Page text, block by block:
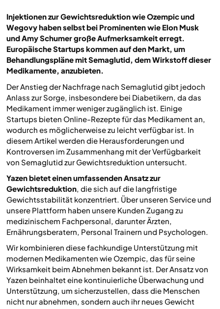
Injektionen zur Gewichtsreduktion wie Ozempic und
Wegovy haben selbst bei Prominenten wie Elon Musk
und Amy Schumer große Aufmerksamkeit erregt.
Europäische Startups kommen auf den Markt, um
Behandlungspläne mit Semaglutid, dem Wirkstoff dieser
Medikamente, anzubieten.
Der Anstieg der Nachfrage nach Semaglutid gibt jedoch
Anlass zur Sorge, insbesondere bei Diabetikern, da das
Medikament immer weniger zugänglich ist. Einige
Startups bieten Online-Rezepte für das Medikament an,
wodurch es möglicherweise zu leicht verfügbar ist. In
diesem Artikel werden die Herausforderungen und
Kontroversen im Zusammenhang mit der Verfügbarkeit
von Semaglutid zur Gewichtsreduktion untersucht.
Yazen bietet einen umfassenden Ansatz zur
Gewichtsreduktion, die sich auf die langfristige
Gewichtsstabilität konzentriert. Über unseren Service und
unsere Plattform haben unsere Kunden Zugang zu
medizinischem Fachpersonal, darunter Ärzten,
Ernährungsberatern, Personal Trainern und Psychologen.
Wir kombinieren diese fachkundige Unterstützung mit
modernen Medikamenten wie Ozempic, das für seine
Wirksamkeit beim Abnehmen bekannt ist. Der Ansatz von
Yazen beinhaltet eine kontinuierliche Überwachung und
Unterstützung, um sicherzustellen, dass die Menschen
nicht nur abnehmen, sondern auch ihr neues Gewicht